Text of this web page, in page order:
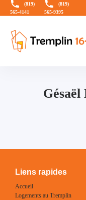
Aller
directement
contenu
Aller
principal
(819)
565-4141
(819)
565-9395
Liens rapides
Accueil
Logements au Tremplin